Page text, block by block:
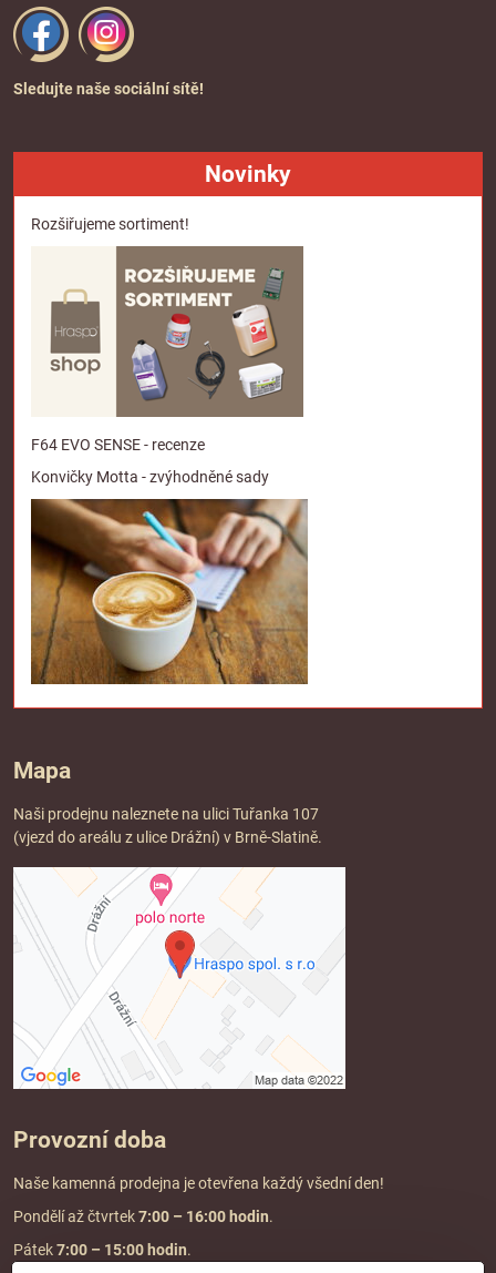
Sledujte naše sociální sítě!
Novinky
Rozšiřujeme sortiment!
F64 EVO SENSE - recenze
Konvičky Motta - zvýhodněné sady
Mapa
Naši prodejnu naleznete na ulici Tuřanka 107
(vjezd do areálu z ulice Drážní) v Brně-Slatině.
Provozní doba
Naše kamenná prodejna je otevřena každý všední den!
Pondělí až čtvrtek7:00 – 16:00 hodin.
Pátek7:00 – 15:00 hodin.